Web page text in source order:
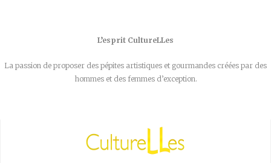
L’esprit CultureLLes
La passion de proposer des pépites artistiques et gourmandes créées par des
hommes et des femmes d’exception.